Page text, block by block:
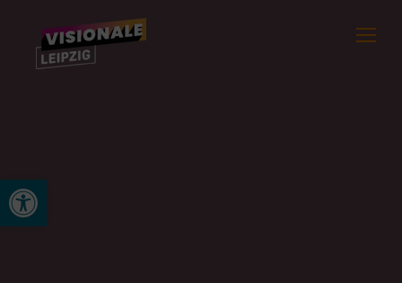
Werkzeugleiste öffnen